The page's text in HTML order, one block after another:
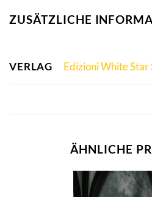
ZUSÄTZLICHE
VERLAG Edizioni White Star
ÄHNLICHE